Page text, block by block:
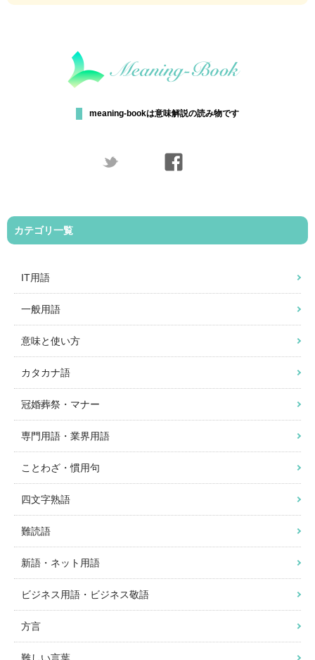
meaning-bookは意味解説の読み物です
カテゴリ一覧
IT用語
一般用語
意味と使い方
カタカナ語
冠婚葬祭・マナー
専門用語・業界用語
ことわざ・慣用句
四文字熟語
難読語
新語・ネット用語
ビジネス用語・ビジネス敬語
方言